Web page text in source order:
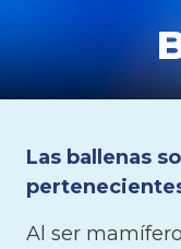
Las ballenas
Al ser